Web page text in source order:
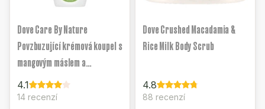
Dove Care By Nature
Povzbuzující krémová koupel s
mangovým máslem a
mandlovým extraktem
4.1
14 recenzí
Dove Crushed Macadamia &
Rice Milk Body Scrub
4.8
88 recenzí